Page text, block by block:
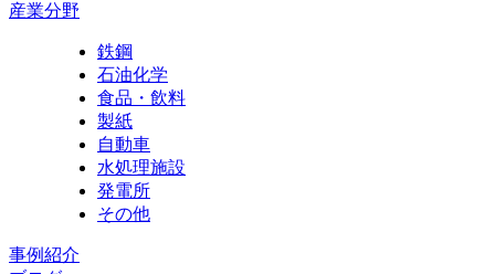
産業分野
鉄鋼
石油化学
食品・飲料
製紙
自動車
水処理施設
発電所
その他
事例紹介